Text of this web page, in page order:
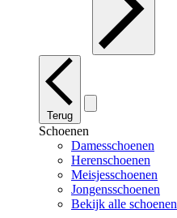
Terug
Schoenen
Damesschoenen
Herenschoenen
Meisjesschoenen
Jongensschoenen
Bekijk alle schoenen